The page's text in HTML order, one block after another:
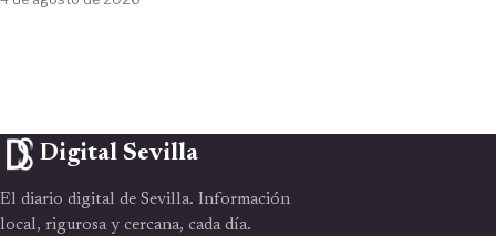
Digital Sevilla
El diario digital de Sevilla. Información
local, rigurosa y cercana, cada día.